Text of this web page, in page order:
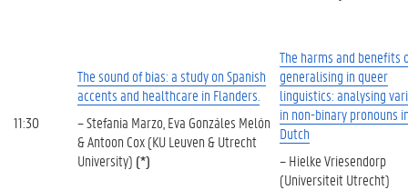
11:30
The sound of bias: a study on Spanish
accents and healthcare in Flanders.
– Stefania Marzo, Eva Gonzáles Melón
& Antoon Cox (KU Leuven & Utrecht
University) (*)
The harms and benefits
generalising in queer
linguistics: analysing
in non-binary pronouns
Dutch
– Hielke Vriesendorp
(Universiteit Utrecht)